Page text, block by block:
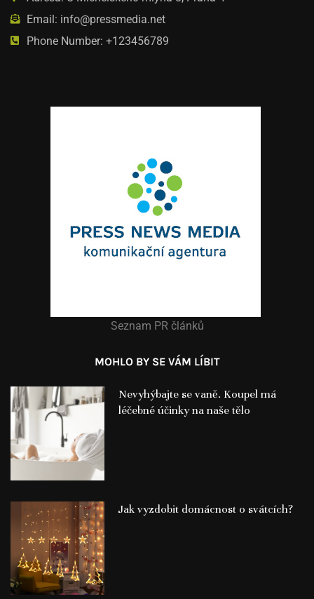
Email: info@pressmedia.net
Phone Number: +123456789
Seznam PR článků
MOHLO BY SE VÁM LÍBIT
Nevyhýbajte se vaně. Koupel má
léčebné účinky na naše tělo
Jak vyzdobit domácnost o svátcích?